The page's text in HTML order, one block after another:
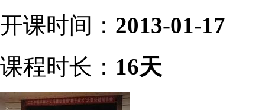
开课时间： 2013-01-17
课程时长： 16天